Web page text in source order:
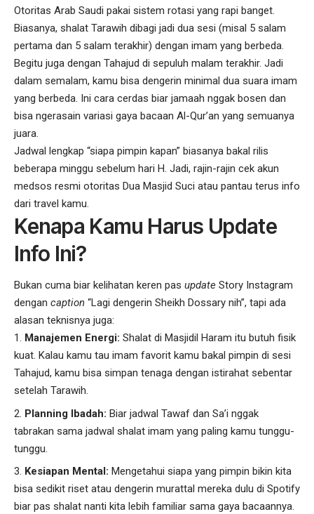
Otoritas Arab Saudi pakai sistem rotasi yang rapi banget.
Biasanya, shalat Tarawih dibagi jadi dua sesi (misal 5 salam
pertama dan 5 salam terakhir) dengan imam yang berbeda.
Begitu juga dengan Tahajud di sepuluh malam terakhir. Jadi
dalam semalam, kamu bisa dengerin minimal dua suara imam
yang berbeda. Ini cara cerdas biar jamaah nggak bosen dan
bisa ngerasain variasi gaya bacaan Al-Qur’an yang semuanya
juara.
Jadwal lengkap “siapa pimpin kapan” biasanya bakal rilis
beberapa minggu sebelum hari H. Jadi, rajin-rajin cek akun
medsos resmi otoritas Dua Masjid Suci atau pantau terus info
dari travel kamu.
Kenapa Kamu Harus Update
Info Ini?
Bukan cuma biar kelihatan keren pas update Story Instagram
dengan caption “Lagi dengerin Sheikh Dossary nih”, tapi ada
alasan teknisnya juga:
Manajemen Energi: Shalat di Masjidil Haram itu butuh fisik
kuat. Kalau kamu tau imam favorit kamu bakal pimpin di sesi
Tahajud, kamu bisa simpan tenaga dengan istirahat sebentar
setelah Tarawih.
Planning Ibadah: Biar jadwal Tawaf dan Sa’i nggak
tabrakan sama jadwal shalat imam yang paling kamu tunggu-
tunggu.
Kesiapan Mental: Mengetahui siapa yang pimpin bikin kita
bisa sedikit riset atau dengerin murattal mereka dulu di Spotify
biar pas shalat nanti kita lebih familiar sama gaya bacaannya.